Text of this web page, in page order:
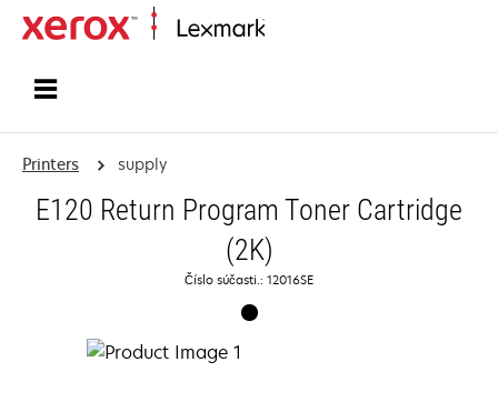
Printers supply
E120 Return Program Toner Cartridge
(2K)
Číslo súčasti.: 12016SE